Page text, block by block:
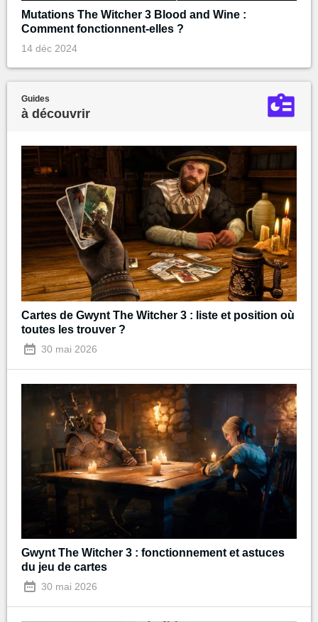
Mutations The Witcher 3 Blood and Wine :
Comment fonctionnent-elles ?
14 déc 2024
Guides
à découvrir
Cartes de Gwynt The Witcher 3 : liste et position où
toutes les trouver ?
30 mai 2026
Gwynt The Witcher 3 : fonctionnement et astuces
du jeu de cartes
30 mai 2026